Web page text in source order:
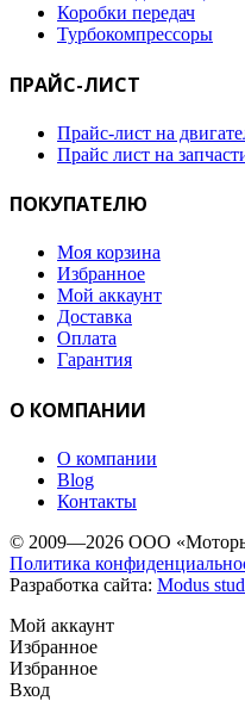
Коробки передач
Турбокомпрессоры
ПРАЙС-ЛИСТ
Прайс-лист на
Прайс лист на
ПОКУПАТЕЛЮ
Моя корзина
Избранное
Мой аккаунт
Доставка
Оплата
Гарантия
О КОМПАНИИ
О компании
Blog
Контакты
© 2009—2026 ООО «Моторы
Политика
Разработка сайта: Modus
Мой аккаунт
Избранное
Избранное
Вход